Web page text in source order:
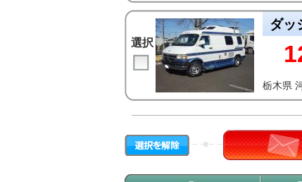
選択
ダッ
栃木県